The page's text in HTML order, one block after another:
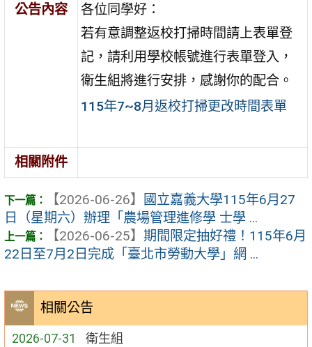
相關公告
2026-07-31 衛生組
公告內容
各位同學好：
若有意調整返校打掃時間請上表單登
記，請利用學校帳號進行表單登入，
衛生組將進行安排，感謝你的配合。
115年7~8月返校打掃更改時間表單
相關附件
【2026-06-26】
國立嘉義大學115年6月27
日（星期六）辦理「農場管理進修學 士學 ...
【2026-06-25】 期間限定抽好禮！115年6月
22日至7月2日完成「臺北市勞動大學」網 ...